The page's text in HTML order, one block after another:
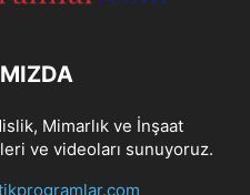
Mimarlık ve İnşaat
ve videoları sunuyoruz.